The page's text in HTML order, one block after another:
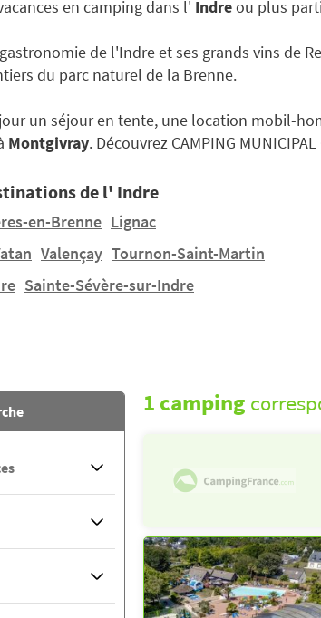
en camping dans l' Indreou plus
de l'Indre et ses grands vins de
du parc naturel de la Brenne.
un séjour en tente, une location mobil-
Montgivray. Découvrez CAMPING
de l' Indre
en-Brenne Lignac
Valençay Tournon-Saint-Martin
Sainte-Sévère-sur-Indre
1 camping